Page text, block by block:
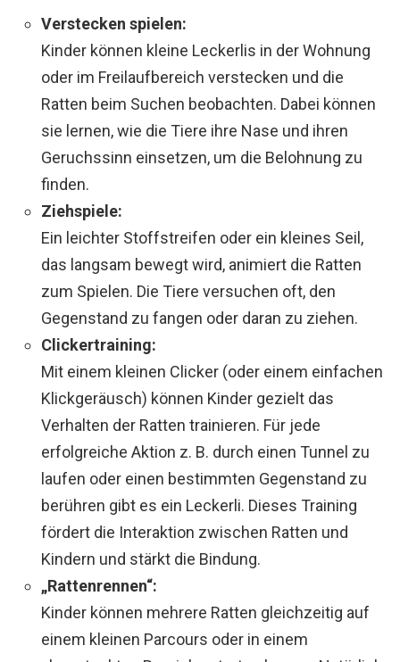
Verstecken spielen:
Kinder können kleine Leckerlis in der Wohnung
oder im Freilaufbereich verstecken und die
Ratten beim Suchen beobachten. Dabei können
sie lernen, wie die Tiere ihre Nase und ihren
Geruchssinn einsetzen, um die Belohnung zu
finden.
Ziehspiele:
Ein leichter Stoffstreifen oder ein kleines Seil,
das langsam bewegt wird, animiert die Ratten
zum Spielen. Die Tiere versuchen oft, den
Gegenstand zu fangen oder daran zu ziehen.
Clickertraining:
Mit einem kleinen Clicker (oder einem einfachen
Klickgeräusch) können Kinder gezielt das
Verhalten der Ratten trainieren. Für jede
erfolgreiche Aktion z. B. durch einen Tunnel zu
laufen oder einen bestimmten Gegenstand zu
berühren gibt es ein Leckerli. Dieses Training
fördert die Interaktion zwischen Ratten und
Kindern und stärkt die Bindung.
„Rattenrennen“:
Kinder können mehrere Ratten gleichzeitig auf
einem kleinen Parcours oder in einem